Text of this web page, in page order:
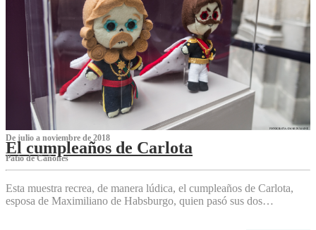
De julio a noviembre de 2018
El cumpleaños de Carlota
Patio de Cañones
Esta muestra recrea, de manera lúdica, el cumpleaños de Carlota,
esposa de Maximiliano de Habsburgo, quien pasó sus dos…